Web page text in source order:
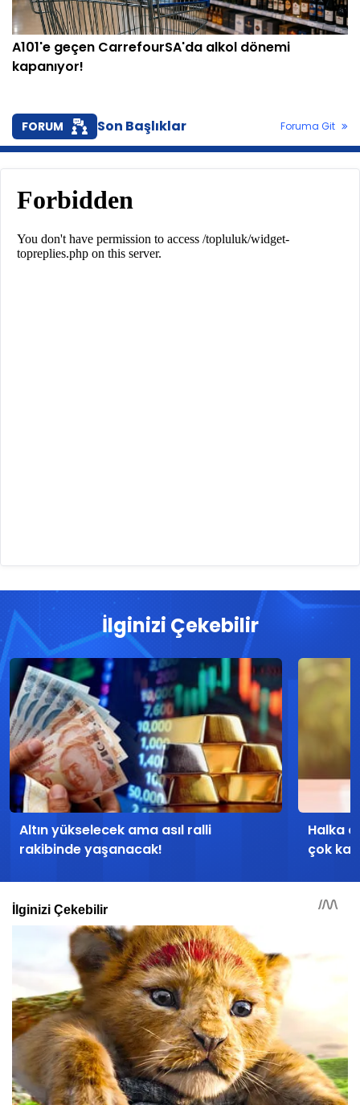
A101'e geçen CarrefourSA'da alkol dönemi
kapanıyor!
FORUM Son Başlıklar Foruma Git
İlginizi Çekebilir
Altın yükselecek ama asıl ralli
rakibinde yaşanacak!
Halka
çok